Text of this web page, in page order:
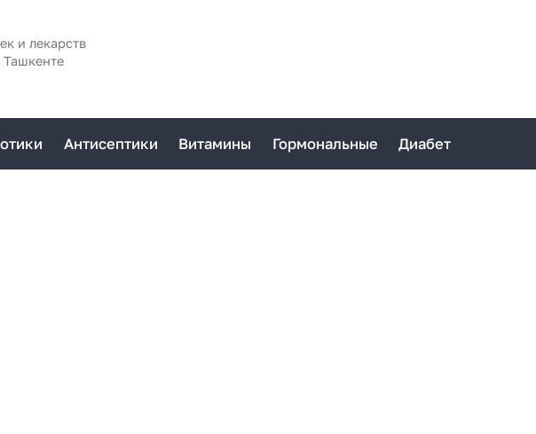
и лекарств
Антисептики Витамины Гормональные Диабет